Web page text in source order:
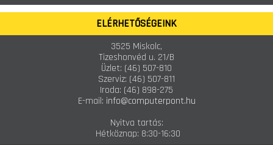
ELÉRHETŐSÉGEINK
3525 Miskolc,
Tizeshonvéd u. 21/B
Üzlet: (46) 507-810
Szerviz: (46) 507-811
Iroda: (46) 898-275
E-mail: info@computerpont.hu
Nyitva tartás:
Hétköznap: 8:30-16:30